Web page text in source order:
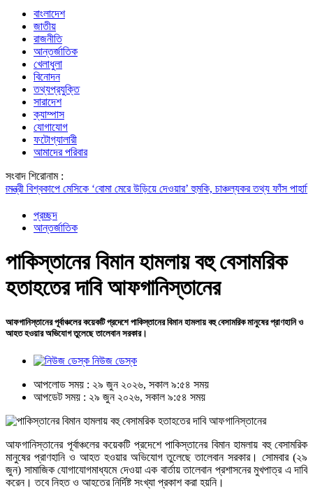
বাংলাদেশ
জাতীয়
রাজনীতি
আন্তর্জাতিক
খেলাধুলা
বিনোদন
তথ্যপ্রযুক্তি
সারাদেশ
ক্যাম্পাস
যোগাযোগ
ফটোগ্যালারী
আমাদের পরিবার
সংবাদ শিরোনাম :
বিশ্বকাপে মেসিকে ‘বোমা মেরে উড়িয়ে দেওয়ার’ হুমকি, চাঞ্চল্যকর তথ্য ফাঁসপাহাড়ি ঢল
প্রচ্ছদ
আন্তর্জাতিক
পাকিস্তানের বিমান হামলায় বহু বেসামরিক
হতাহতের দাবি আফগানিস্তানের
আফগানিস্তানের পূর্বাঞ্চলের কয়েকটি প্রদেশে পাকিস্তানের বিমান হামলায় বহু বেসামরিক মানুষের প্রাণহানি ও
আহত হওয়ার অভিযোগ তুলেছে তালেবান সরকার।
নিউজ ডেস্ক
আপলোড সময় : ২৯ জুন ২০২৬, সকাল ৯:৫৪ সময়
আপডেট সময় : ২৯ জুন ২০২৬, সকাল ৯:৫৪ সময়
আফগানিস্তানের পূর্বাঞ্চলের কয়েকটি প্রদেশে পাকিস্তানের বিমান হামলায় বহু বেসামরিক
মানুষের প্রাণহানি ও আহত হওয়ার অভিযোগ তুলেছে তালেবান সরকার। সোমবার (২৯
জুন) সামাজিক যোগাযোগমাধ্যমে দেওয়া এক বার্তায় তালেবান প্রশাসনের মুখপাত্র এ দাবি
করেন। তবে নিহত ও আহতের নির্দিষ্ট সংখ্যা প্রকাশ করা হয়নি।